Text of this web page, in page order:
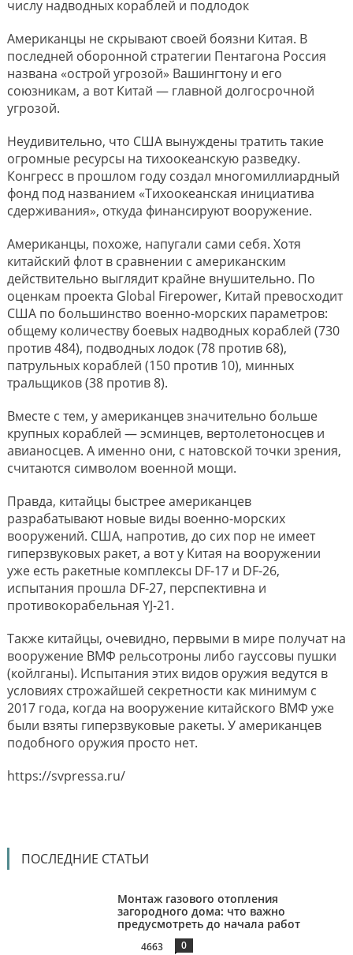
числу надводных кораблей и подлодок
Американцы не скрывают своей боязни Китая. В
последней оборонной стратегии Пентагона Россия
названа «острой угрозой» Вашингтону и его
союзникам, а вот Китай — главной долгосрочной
угрозой.
Неудивительно, что США вынуждены тратить такие
огромные ресурсы на тихоокеанскую разведку.
Конгресс в прошлом году создал многомиллиардный
фонд под названием «Тихоокеанская инициатива
сдерживания», откуда финансируют вооружение.
Американцы, похоже, напугали сами себя. Хотя
китайский флот в сравнении с американским
действительно выглядит крайне внушительно. По
оценкам проекта Global Firepower, Китай превосходит
США по большинство военно-морских параметров:
общему количеству боевых надводных кораблей (730
против 484), подводных лодок (78 против 68),
патрульных кораблей (150 против 10), минных
тральщиков (38 против 8).
Вместе с тем, у американцев значительно больше
крупных кораблей — эсминцев, вертолетоносцев и
авианосцев. А именно они, с натовской точки зрения,
считаются символом военной мощи.
Правда, китайцы быстрее американцев
разрабатывают новые виды военно-морских
вооружений. США, напротив, до сих пор не имеет
гиперзвуковых ракет, а вот у Китая на вооружении
уже есть ракетные комплексы DF-17 и DF-26,
испытания прошла DF-27, перспективна и
противокорабельная YJ-21.
Также китайцы, очевидно, первыми в мире получат на
вооружение ВМФ рельсотроны либо гауссовы пушки
(койлганы). Испытания этих видов оружия ведутся в
условиях строжайшей секретности как минимум с
2017 года, когда на вооружение китайского ВМФ уже
были взяты гиперзвуковые ракеты. У американцев
подобного оружия просто нет.
https://svpressa.ru/
ПОСЛЕДНИЕ СТАТЬИ
Монтаж газового отопления
загородного дома: что важно
предусмотреть до начала работ
4663 0